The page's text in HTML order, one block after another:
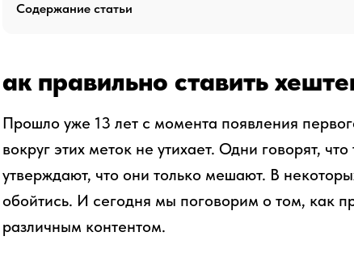
Содержание статьи
ак правильно ставить
Прошло уже 13 лет с момента появления
вокруг этих меток не утихает. Одни говорят,
утверждают, что они только мешают. В
обойтись. И сегодня мы поговорим о том, как
различным контентом.